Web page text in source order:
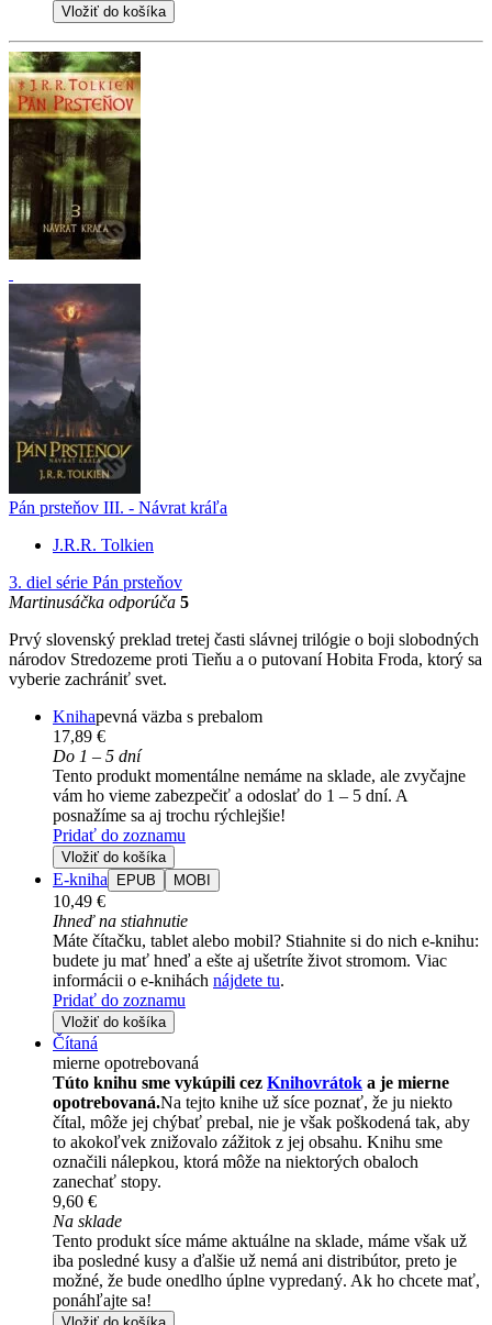
Vložiť do košíka
Pán prsteňov III. - Návrat kráľa
J.R.R. Tolkien
3. diel série Pán prsteňov
Martinusáčka odporúča 5
Prvý slovenský preklad tretej časti slávnej trilógie o boji slobodných
národov Stredozeme proti Tieňu a o putovaní Hobita Froda, ktorý sa
vyberie zachrániť svet.
Knihapevná väzba s prebalom
17,89 €
Do 1 – 5 dní
Tento produkt momentálne nemáme na sklade, ale zvyčajne
vám ho vieme zabezpečiť a odoslať do 1 – 5 dní. A
posnažíme sa aj trochu rýchlejšie!
Pridať do zoznamu
Vložiť do košíka
E-kniha EPUB MOBI
10,49 €
Ihneď na stiahnutie
Máte čítačku, tablet alebo mobil? Stiahnite si do nich e-knihu:
budete ju mať hneď a ešte aj ušetríte život stromom. Viac
informácii o e-knihách nájdete tu.
Pridať do zoznamu
Vložiť do košíka
Čítaná
mierne opotrebovaná
Túto knihu sme vykúpili cez Knihovrátok a je mierne
opotrebovaná.Na tejto knihe už síce poznať, že ju niekto
čítal, môže jej chýbať prebal, nie je však poškodená tak, aby
to akokoľvek znižovalo zážitok z jej obsahu. Knihu sme
označili nálepkou, ktorá môže na niektorých obaloch
zanechať stopy.
9,60 €
Na sklade
Tento produkt síce máme aktuálne na sklade, máme však už
iba posledné kusy a ďalšie už nemá ani distribútor, preto je
možné, že bude onedlho úplne vypredaný. Ak ho chcete mať,
ponáhľajte sa!